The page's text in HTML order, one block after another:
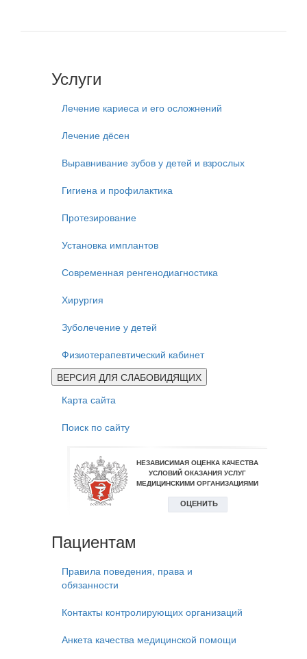
Услуги
Лечение кариеса и его осложнений
Лечение дёсен
Выравнивание зубов у детей и взрослых
Гигиена и профилактика
Протезирование
Установка имплантов
Современная ренгенодиагностика
Хирургия
Зуболечение у детей
Физиотерапевтический кабинет
ВЕРСИЯ ДЛЯ СЛАБОВИДЯЩИХ
Карта сайта
Поиск по сайту
Пациентам
Правила поведения, права и
обязанности
Контакты контролирующих организаций
Анкета качества медицинской помощи